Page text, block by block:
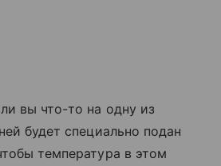
вы что-то на одну из
будет специально подан
температура в этом